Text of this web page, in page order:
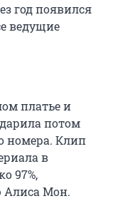
год появился
ведущие
платье и
потом
номера. Клип
в
97%,
Алиса Мон.